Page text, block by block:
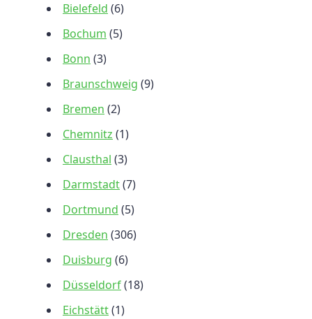
Bielefeld (6)
Bochum (5)
Bonn (3)
Braunschweig (9)
Bremen (2)
Chemnitz (1)
Clausthal (3)
Darmstadt(7)
Dortmund (5)
Dresden (306)
Duisburg (6)
Düsseldorf(18)
Eichstätt(1)